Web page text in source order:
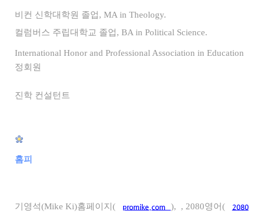
비컨 신학대학원 졸업, MA in Theology.
컬럼버스 주립대학교 졸업, BA in Political Science.
International Honor and Professional Association in Education
정회원
진학 컨설턴트
홈피
기영석(Mike Ki)홈페이지( promike.com ), , 2080영어(
2080